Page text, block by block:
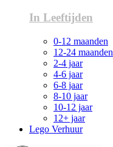
In Leeftijden
0-12 maanden
12-24 maanden
2-4 jaar
4-6 jaar
6-8 jaar
8-10 jaar
10-12 jaar
12+ jaar
Lego Verhuur